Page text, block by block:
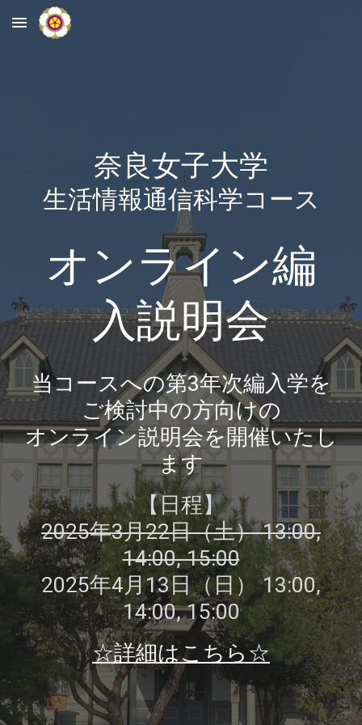
Skip to main content
奈良女子大学
生活情報通信科学コース
オンライン編
入説明会
当コースへの第3年次編入学を
ご検討中の方向けの
オンライン説明会を開催いたし
ます
【日程】
2025年3月22日（土） 13:00,
14:00, 15:00
2025年4月13日（日） 13:00,
14:00, 15:00
☆詳細はこちら☆